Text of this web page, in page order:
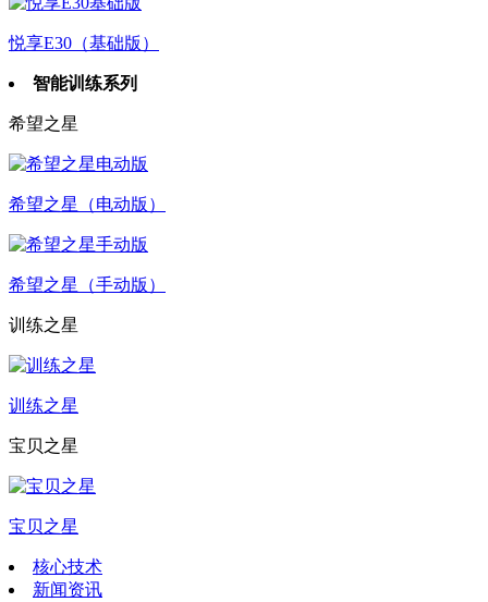
悦享E30（基础版）
智能训练系列
希望之星
希望之星（电动版）
希望之星（手动版）
训练之星
训练之星
宝贝之星
宝贝之星
核心技术
新闻资讯